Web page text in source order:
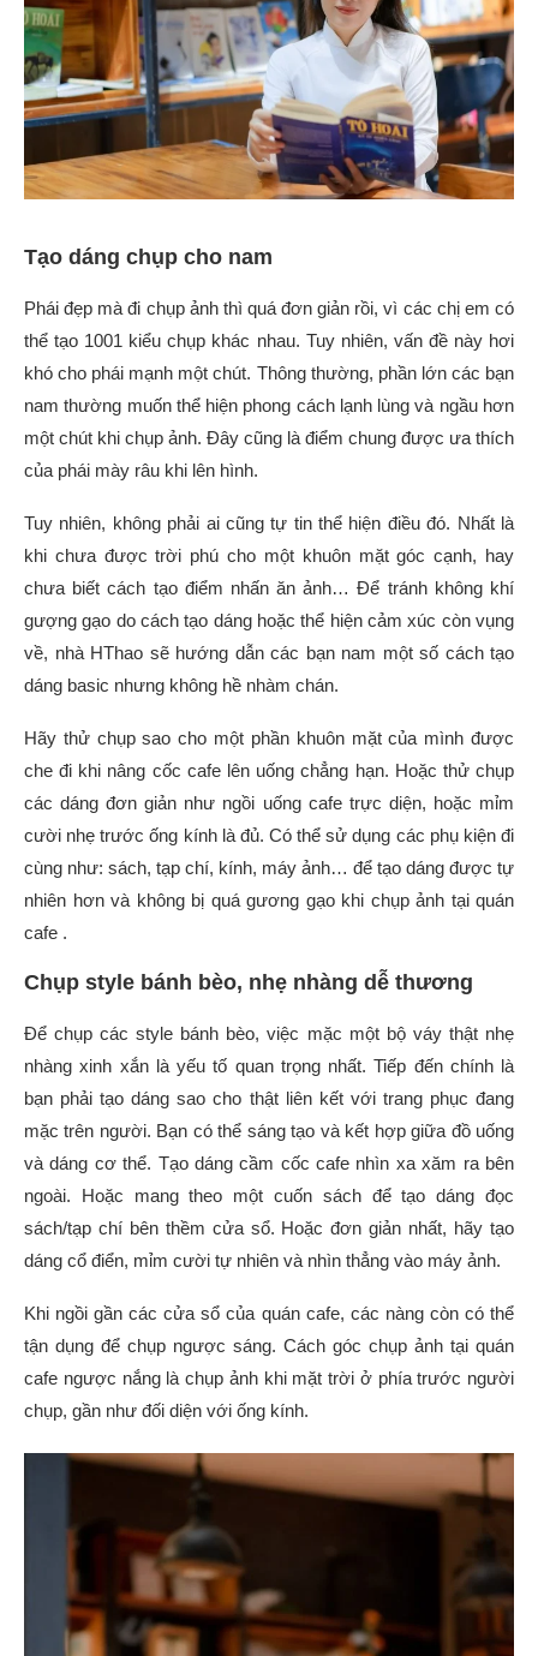
Tạo dáng chụp cho nam
Phái đẹp mà đi chụp ảnh thì quá đơn giản rồi, vì các chị em có
thể tạo 1001 kiểu chụp khác nhau. Tuy nhiên, vấn đề này hơi
khó cho phái mạnh một chút. Thông thường, phần lớn các bạn
nam thường muốn thể hiện phong cách lạnh lùng và ngầu hơn
một chút khi chụp ảnh. Đây cũng là điểm chung được ưa thích
của phái mày râu khi lên hình.
Tuy nhiên, không phải ai cũng tự tin thể hiện điều đó. Nhất là
khi chưa được trời phú cho một khuôn mặt góc cạnh, hay
chưa biết cách tạo điểm nhấn ăn ảnh… Để tránh không khí
gượng gạo do cách tạo dáng hoặc thể hiện cảm xúc còn vụng
về, nhà HThao sẽ hướng dẫn các bạn nam một số cách tạo
dáng basic nhưng không hề nhàm chán.
Hãy thử chụp sao cho một phần khuôn mặt của mình được
che đi khi nâng cốc cafe lên uống chẳng hạn. Hoặc thử chụp
các dáng đơn giản như ngồi uống cafe trực diện, hoặc mỉm
cười nhẹ trước ống kính là đủ. Có thể sử dụng các phụ kiện đi
cùng như: sách, tạp chí, kính, máy ảnh… để tạo dáng được tự
nhiên hơn và không bị quá gương gạo khi chụp ảnh tại quán
cafe .
Chụp style bánh bèo, nhẹ nhàng dễ thương
Để chụp các style bánh bèo, việc mặc một bộ váy thật nhẹ
nhàng xinh xắn là yếu tố quan trọng nhất. Tiếp đến chính là
bạn phải tạo dáng sao cho thật liên kết với trang phục đang
mặc trên người. Bạn có thể sáng tạo và kết hợp giữa đồ uống
và dáng cơ thể. Tạo dáng cầm cốc cafe nhìn xa xăm ra bên
ngoài. Hoặc mang theo một cuốn sách để tạo dáng đọc
sách/tạp chí bên thềm cửa sổ. Hoặc đơn giản nhất, hãy tạo
dáng cổ điển, mỉm cười tự nhiên và nhìn thẳng vào máy ảnh.
Khi ngồi gần các cửa sổ của quán cafe, các nàng còn có thể
tận dụng để chụp ngược sáng. Cách góc chụp ảnh tại quán
cafe ngược nắng là chụp ảnh khi mặt trời ở phía trước người
chụp, gần như đối diện với ống kính.